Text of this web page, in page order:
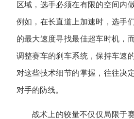
区域，选手必须在有限的空间内
例如，在长直道上加速时，选手
的最大速度寻找最佳超车时机，
调整赛车的刹车系统，保持车速
对这些技术细节的掌握，往往决
对手的防线。
战术上的较量不仅仅局限于